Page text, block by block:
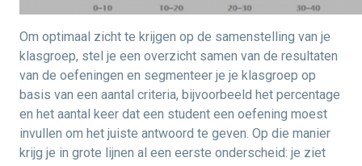
Om optimaal zicht te krijgen op de samenstelling van je
klasgroep, stel je een overzicht samen van de resultaten
van de oefeningen en segmenteer je je klasgroep op
basis van een aantal criteria, bijvoorbeeld het percentage
en het aantal keer dat een student een oefening moest
invullen om het juiste antwoord te geven. Op die manier
krijg je in grote lijnen al een eerste onderscheid: je ziet